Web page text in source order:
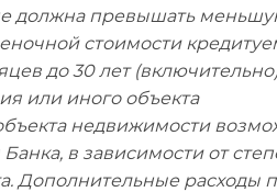
должна превышать
стоимости
до 30 лет
или иного объекта
недвижимости
в зависимости от
Дополнительные расходы